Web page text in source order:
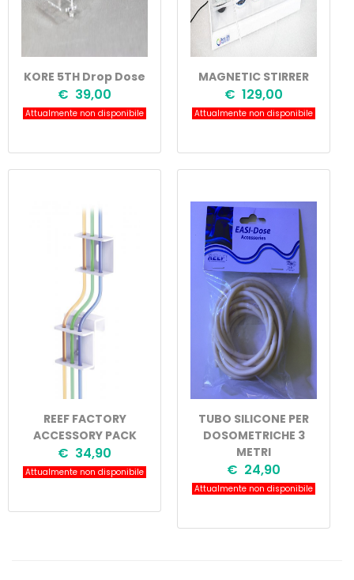
KORE 5TH Drop Dose
€ 39,00
Attualmente non disponibile
MAGNETIC STIRRER
€ 129,00
Attualmente non disponibile
REEF FACTORY
ACCESSORY PACK
€ 34,90
Attualmente non disponibile
TUBO SILICONE PER
DOSOMETRICHE 3
METRI
€ 24,90
Attualmente non disponibile